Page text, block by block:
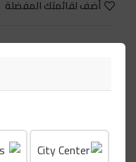
أضف لقائمتك المفضلة
التصنيف:حلويات
منتجات ذات